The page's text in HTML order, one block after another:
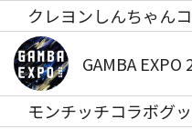
クレヨンしんちゃん
GAMBA EXPO
モンチッチコラボグ